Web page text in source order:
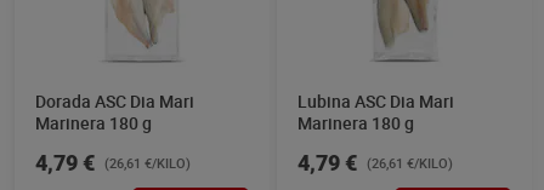
Dorada ASC Dia Mari
Marinera 180 g
4,79 € (26,61 €/KILO)
Lubina ASC Dia Mari
Marinera 180 g
4,79 € (26,61 €/KILO)